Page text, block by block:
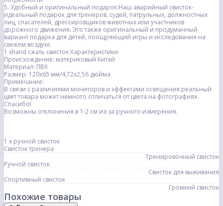
5. Удобный и оригинальный подарок:Наш аварийный свисток-
идеальный подарок для тренеров, судей, патрульных, должностных
лиц, спасателей, дрессировщиков животных или участников
дорожного движения. Это также оригинальный и продуманный
вариант подарка для детей, поощряющий игры и исследования на
свежем воздухе.
1 xhand сжать свисток Характеристики:
Происхождение: материковый Китай
Материал: ПВХ
Размер: 120x65 мм/4,72x2,56 дюйма
Примечание:
В связи с различиями мониторов и эффектами освещения реальный
цвет товара может немного отличаться от цвета на фотографиях.
Спасибо!
Возможны отклонения в 1-2 см из-за ручного измерения.
1 х ручной свисток
Свисток тренера
Тренировочный свисток
Ручной свисток
Свисток для выживания
Спортивный свисток
Громкий свисток
Похожие товары